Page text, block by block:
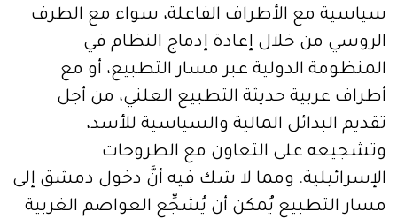
سياسية مع الأطراف الفاعلة، سواء مع الطرف
الروسي من خلال إعادة إدماج النظام في
المنظومة الدولية عبر مسار التطبيع، أو مع
أطراف عربية حديثة التطبيع العلني، من أجل
تقديم البدائل المالية والسياسية للأسد،
وتشجيعه على التعاون مع الطروحات
الإسرائيلية. ومما لا شك فيه أنَّ دخول دمشق إلى
مسار التطبيع يُمكن أن يُشجِّع العواصم الغربية